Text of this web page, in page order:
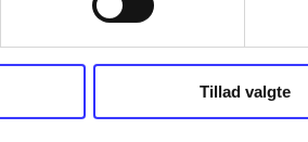
Tillad valgte